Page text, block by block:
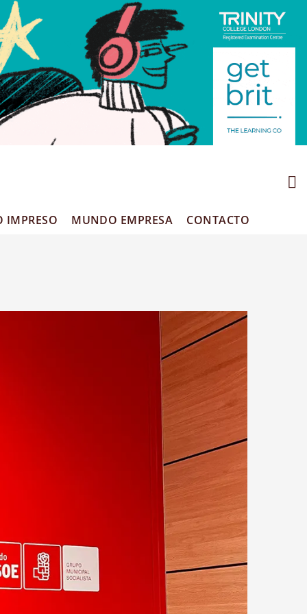
IMPRESO MUNDO EMPRESA CONTACTO